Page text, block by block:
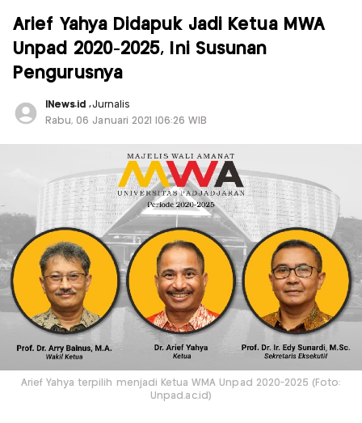
Arief Yahya Didapuk Jadi Ketua MWA
Unpad 2020-2025, Ini Susunan
Pengurusnya
INews.id,Jurnalis
Rabu, 06 Januari 2021 |06:26 WIB
Arief Yahya terpilih menjadi Ketua WMA Unpad 2020-2025 (Foto:
Unpad.ac.id)